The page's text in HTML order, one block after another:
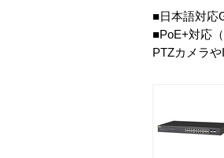
■日本語対応
■PoE+対応
PTZカメラ